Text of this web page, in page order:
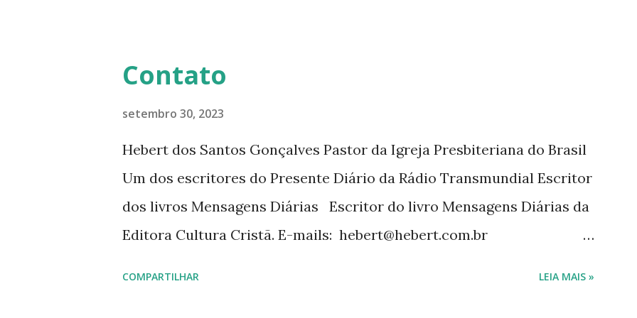
Contato
setembro 30, 2023
Hebert dos Santos Gonçalves Pastor da Igreja Presbiteriana do Brasil
Um dos escritores do Presente Diário da Rádio Transmundial Escritor
dos livros Mensagens Diárias Escritor do livro Mensagens Diárias da
Editora Cultura Cristã. E-mails: hebert@hebert.com.br
COMPARTILHAR LEIA MAIS »